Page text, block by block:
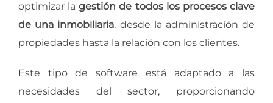
optimizar lagestión de todos los procesos clave
de una inmobiliaria, desde la administración de
propiedades hasta la relación con los clientes.
Este tipo de software está adaptado a las
necesidades del sector, proporcionando